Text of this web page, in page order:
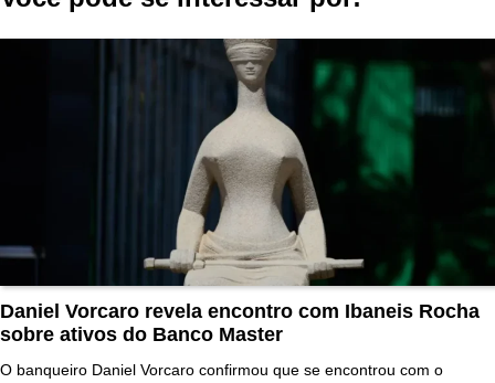
Daniel Vorcaro revela encontro com Ibaneis Rocha
sobre ativos do Banco Master
O banqueiro Daniel Vorcaro confirmou que se encontrou com o